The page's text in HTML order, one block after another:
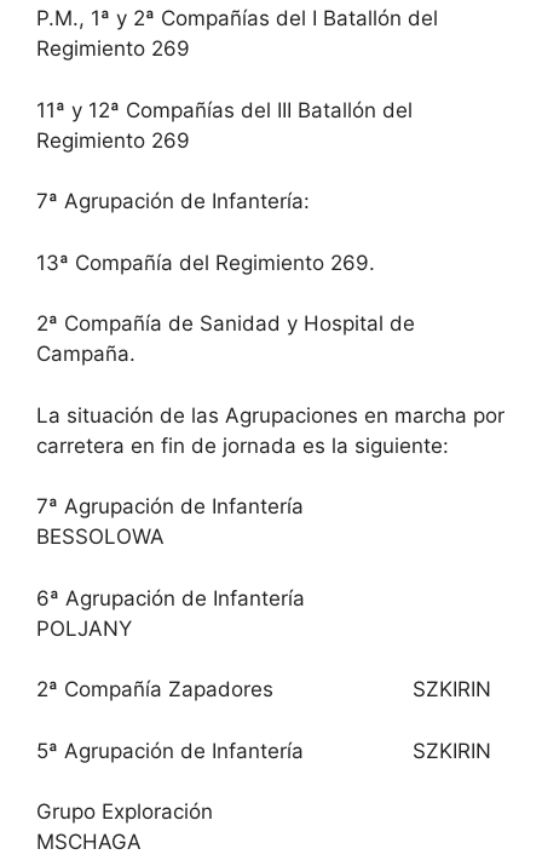
P.M., 1ª y 2ª Compañías del I Batallón del
Regimiento 269
11ª y 12ª Compañías del III Batallón del
Regimiento 269
7ª Agrupación de Infantería:
13ª Compañía del Regimiento 269.
2ª Compañía de Sanidad y Hospital de
Campaña.
La situación de las Agrupaciones en marcha por
carretera en fin de jornada es la siguiente:
7ª Agrupación de Infantería
BESSOLOWA
6ª Agrupación de Infantería
POLJANY
2ª Compañía Zapadores SZKIRIN
5ª Agrupación de Infantería SZKIRIN
Grupo Exploración
MSCHAGA